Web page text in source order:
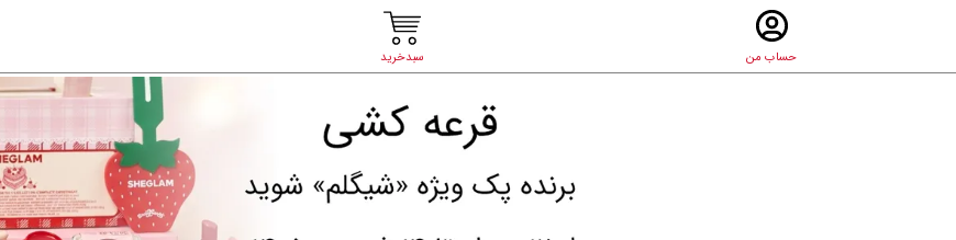
حساب من سبدخرید